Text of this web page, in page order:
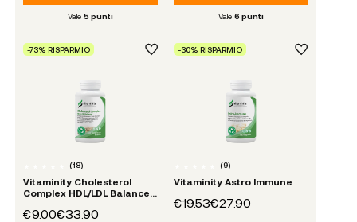
Vale 5 punti Vale 6 punti
-73% RISPARMIO
(18)
Vitaminity Cholesterol
Complex HDL/LDL Balancer
€9.00€33.90
-30% RISPARMIO
(9)
Vitaminity Astro Immune
€19.53€27.90